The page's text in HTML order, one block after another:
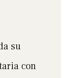
su
con